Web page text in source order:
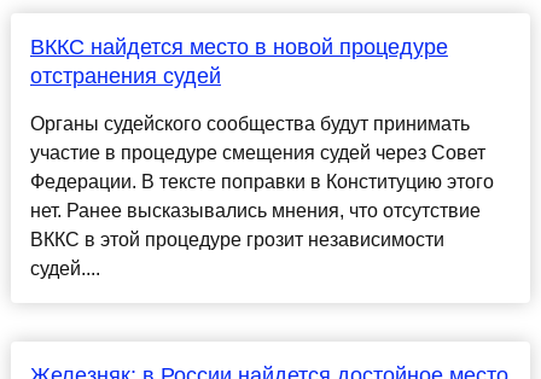
ВККС найдется место в новой процедуре
отстранения судей
Органы судейского сообщества будут принимать
участие в процедуре смещения судей через Совет
Федерации. В тексте поправки в Конституцию этого
нет. Ранее высказывались мнения, что отсутствие
ВККС в этой процедуре грозит независимости
судей....